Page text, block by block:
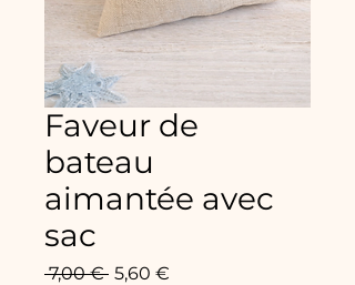
Faveur de
bateau
aimantée avec
sac
7,00 € Prix
5,60 €